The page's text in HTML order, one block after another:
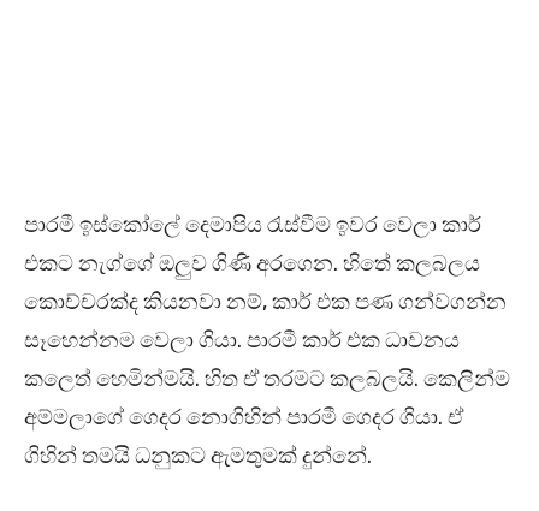
පාරමී ඉස්කෝලේ දෙමාපිය රැස්වීම ඉවර වෙලා කාර්
එකට නැග්ගේ ඔලුව ගිණි අරගෙන. හිතේ කලබලය
කොච්චරක්ද කියනවා නම්, කාර් එක පණ ගන්වගන්න
සෑහෙන්නම වෙලා ගියා. පාරමී කාර් එක ධාවනය
කලෙත් හෙමින්මයි. හිත ඒ තරමට කලබලයි. කෙලින්ම
අම්මලාගේ ගෙදර නොගිහින් පාරමී ගෙදර ගියා. ඒ
ගිහින් තමයි ධනුකට ඇමතුමක් දුන්නේ.